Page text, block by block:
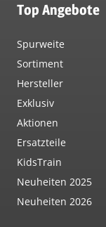
Top Angebote
Spurweite
Sortiment
Hersteller
Exklusiv
Aktionen
Ersatzteile
KidsTrain
Neuheiten 2025
Neuheiten 2026